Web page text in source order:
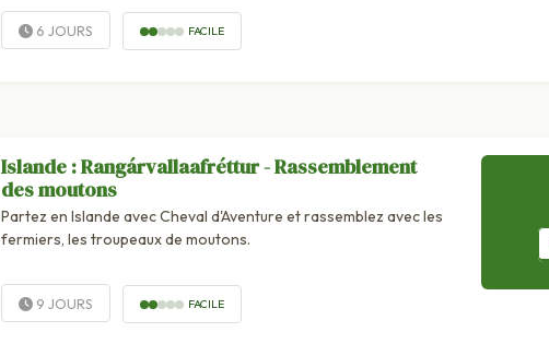
laine et leur...
6 JOURS FACILE
Islande : Rangárvallaafréttur - Rassemblement
des moutons
Partez en Islande avec Cheval d'Aventure et rassemblez avec les
fermiers, les troupeaux de moutons.
9 JOURS FACILE